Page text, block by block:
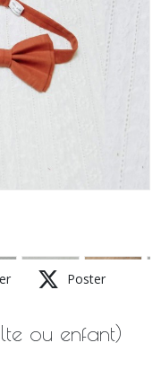
Poster
ou enfant)